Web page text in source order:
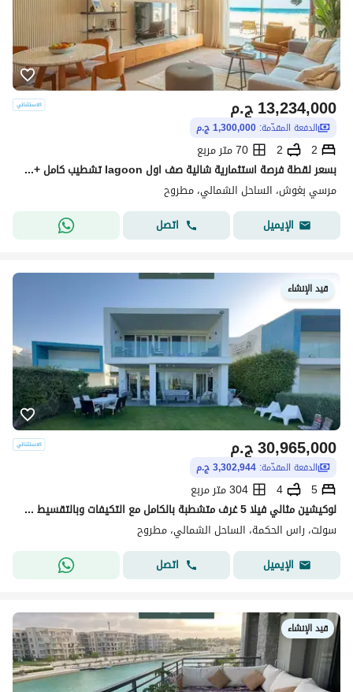
ج.م13,234,000
الدفعة المقدّمة: 1,300,000 ج.م
2
2
70 متر مربع
بسعر لقطة فرصة استثمارية شالية صف اول lagoon تشطيب كامل + التكيفات فيو مميز للبيع في الساحل الشمالي بالقرب من الماظة باي و مرسي بغوش و سمر وبيت البحر
مرسي بغوش، الساحل الشمالي، مطروح
الإيميل
اتصل
قيد الإنشاء
ج.م30,965,000
الدفعة المقدّمة: 3,302,944 ج.م
5
4
304 متر مربع
لوكيشين مثالي فيلا 5 غرف متشطبة بالكامل مع التكيفات وبالتقسيط المريح واقرب استلام في الساحل الشمالي بالقرب من فوكا باي وكالي كوست وهاسيندا حنيش للبيع
سولت، راس الحكمة، الساحل الشمالي، مطروح
الإيميل
اتصل
قيد الإنشاء